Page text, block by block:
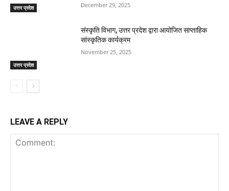
उत्तर प्रदेश December 29, 2025
उत्तर प्रदेश
संस्कृति विभाग, उत्तर प्रदेश द्वारा आयोजित साप्ताहिक
सांस्कृतिक कार्यक्रम
November 25, 2025
LEAVE A REPLY